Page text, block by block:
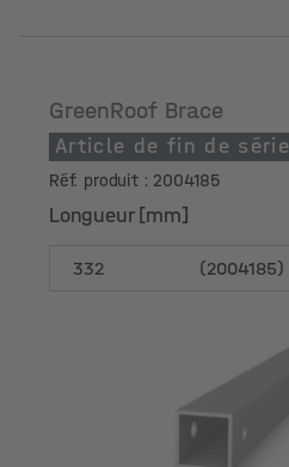
GreenRoof Brace
Article de fin de série
Réf. produit : 2004185
Longueur [mm]
Longueur [mm]